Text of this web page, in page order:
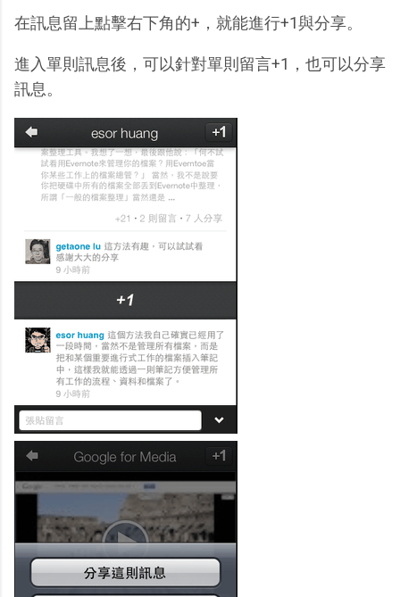
在訊息留上點擊右下角的+，就能進行+1與分享。
進入單則訊息後，可以針對單則留言+1，也可以分享
訊息。